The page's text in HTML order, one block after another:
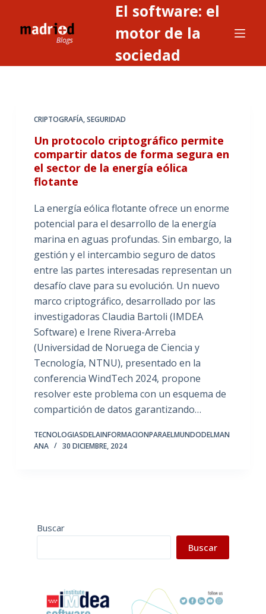
El software: el
motor de la
sociedad
CRIPTOGRAFÍA,SEGURIDAD
Un protocolo criptográfico permite
compartir datos de forma segura en
el sector de la energía eólica
flotante
La energía eólica flotante ofrece un enorme
potencial para el desarrollo de la energía
marina en aguas profundas. Sin embargo, la
gestión y el intercambio seguro de datos
entre las partes interesadas representan un
desafío clave para su evolución. Un nuevo
marco criptográfico, desarrollado por las
investigadoras Claudia Bartoli (IMDEA
Software) e Irene Rivera-Arreba
(Universidad de Noruega de Ciencia y
Tecnología, NTNU), presentado en la
conferencia WindTech 2024, propone
resolver este problema con un esquema de
compartición de datos garantizando…
TECNOLOGIASDELAINFORMACIONPARAELMUNDODELMAN
ANA
30 DICIEMBRE, 2024
Buscar
Buscar